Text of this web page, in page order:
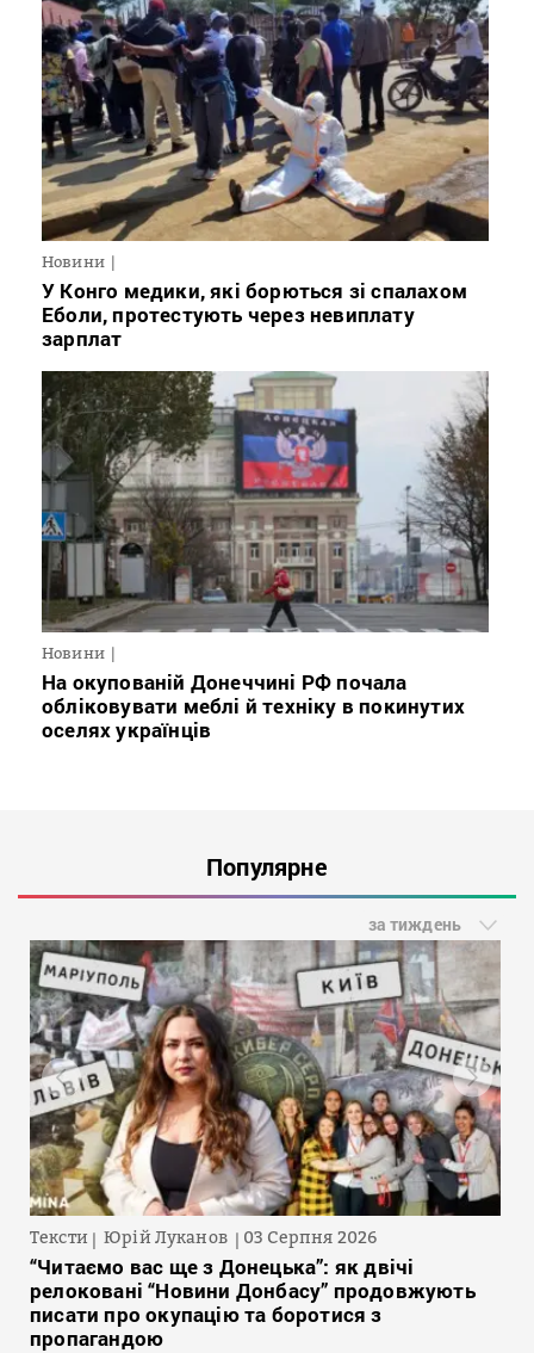
Новини
У Конго медики, які борються зі спалахом
Еболи, протестують через невиплату
зарплат
Новини
На окупованій Донеччині РФ почала
обліковувати меблі й техніку в покинутих
оселях українців
Популярне
за тиждень
Тексти Юрій Луканов 03 Серпня 2026
“Читаємо вас ще з Донецька”: як двічі
релоковані “Новини Донбасу” продовжують
писати про окупацію та боротися з
пропагандою